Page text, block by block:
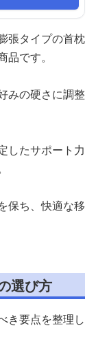
張タイプの首枕
です。
みの硬さに調整
したサポート力
保ち、快適な移
選び方
き要点を整理し